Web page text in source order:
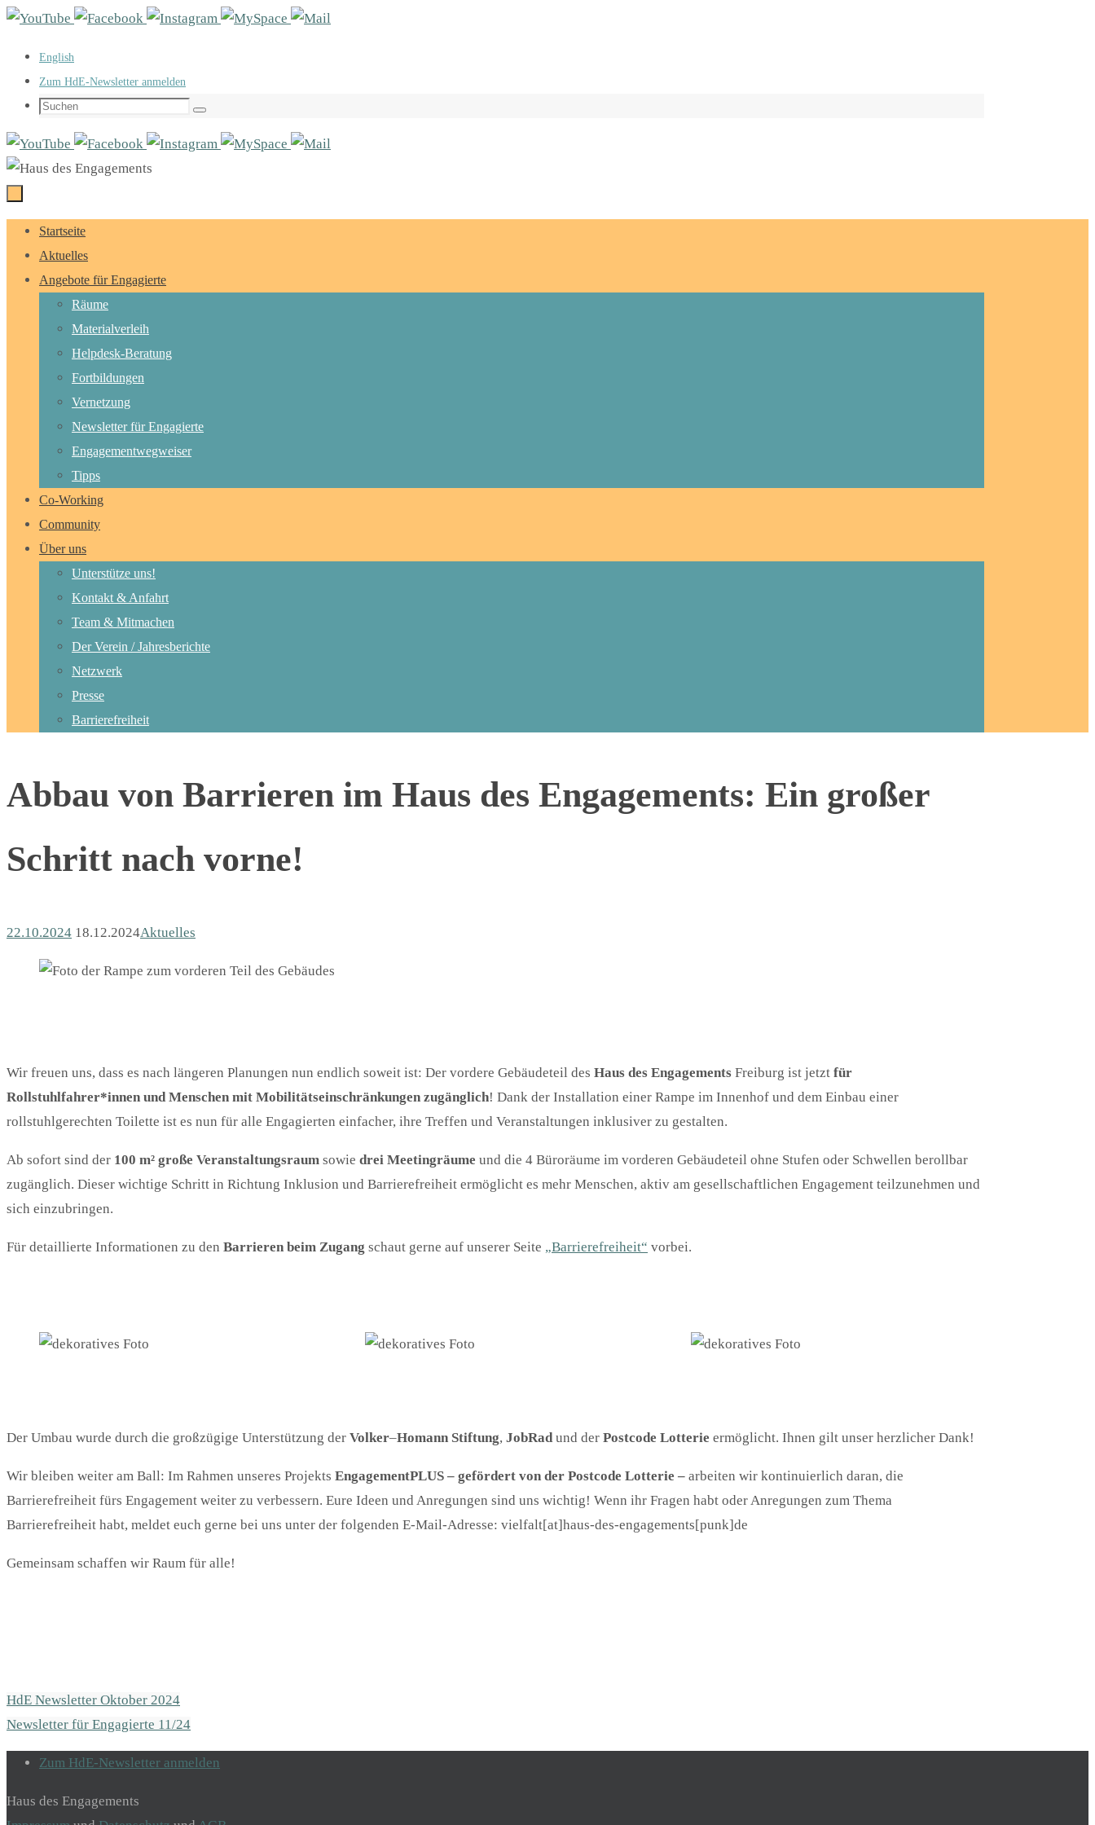
Zum
springen
English
Zum HdE-Newsletter anmelden
Suchen
Suchen
Zum
Inhalt
springen
Startseite
Aktuelles
Angebote für Engagierte
Räume
Materialverleih
Helpdesk-Beratung
Fortbildungen
Vernetzung
Newsletter für Engagierte
Engagementwegweiser
Tipps
Co-Working
Community
Über uns
Unterstütze uns!
Kontakt & Anfahrt
Team & Mitmachen
Der Verein / Jahresberichte
Netzwerk
Presse
Barrierefreiheit
Abbau von Barrieren im Haus des Engagements: Ein großer
Schritt nach vorne!
22.10.2024 18.12.2024Aktuelles
Wir freuen uns, dass es nach längeren Planungen nun endlich soweit ist: Der vordere Gebäudeteil des Haus des Engagements Freiburg ist jetzt für
Rollstuhlfahrer*innen und Menschen mit Mobilitätseinschränkungen zugänglich! Dank der Installation einer Rampe im Innenhof und dem Einbau einer
rollstuhlgerechten Toilette ist es nun für alle Engagierten einfacher, ihre Treffen und Veranstaltungen inklusiver zu gestalten.
Ab sofort sind der 100 m² große Veranstaltungsraum sowie drei Meetingräume und die 4 Büroräume im vorderen Gebäudeteil ohne Stufen oder Schwellen berollbar
zugänglich. Dieser wichtige Schritt in Richtung Inklusion und Barrierefreiheit ermöglicht es mehr Menschen, aktiv am gesellschaftlichen Engagement teilzunehmen und
sich einzubringen.
Für detaillierte Informationen zu den Barrieren beim Zugang schaut gerne auf unserer Seite „Barrierefreiheit“ vorbei.
Der Umbau wurde durch die großzügige Unterstützung der Volker–Homann Stiftung, JobRadund der Postcode Lotterie ermöglicht. Ihnen gilt unser herzlicher Dank!
Wir bleiben weiter am Ball: Im Rahmen unseres Projekts EngagementPLUS – gefördert von der Postcode Lotterie – arbeiten wir kontinuierlich daran, die
Barrierefreiheit fürs Engagement weiter zu verbessern. Eure Ideen und Anregungen sind uns wichtig! Wenn ihr Fragen habt oder Anregungen zum Thema
Barrierefreiheit habt, meldet euch gerne bei uns unter der folgenden E-Mail-Adresse: vielfalt[at]haus-des-engagements[punk]de
Gemeinsam schaffen wir Raum für alle!
HdE Newsletter Oktober 2024
Newsletter für Engagierte 11/24
Zum HdE-Newsletter anmelden
Haus des Engagements